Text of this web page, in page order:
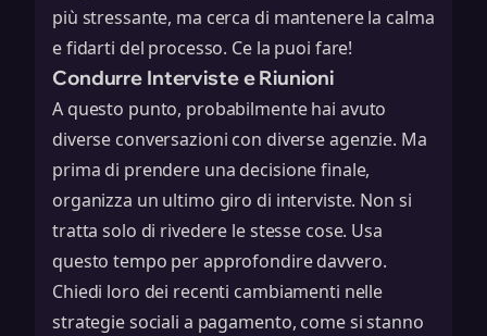
più stressante, ma cerca di mantenere la calma
e fidarti del processo. Ce la puoi fare!
Condurre Interviste e Riunioni
A questo punto, probabilmente hai avuto
diverse conversazioni con diverse agenzie. Ma
prima di prendere una decisione finale,
organizza un ultimo giro di interviste. Non si
tratta solo di rivedere le stesse cose. Usa
questo tempo per approfondire davvero.
Chiedi loro dei recenti cambiamenti nelle
strategie sociali a pagamento, come si stanno